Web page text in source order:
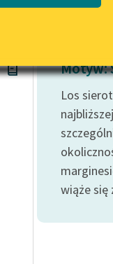
Motyw:
Los
najbliższej
wiąże się